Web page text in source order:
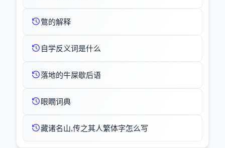
鷩的解释
自学反义词是什么
落地的牛屎歇后语
眼瞤词典
藏诸名山,传之其人繁体字怎么写